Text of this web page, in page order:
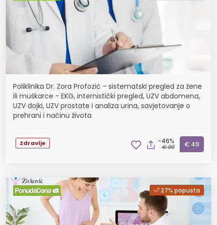
Poliklinika Dr. Zora Profozić - sistematski pregled za žene
ili muškarce - EKG, internistički pregled, UZV abdomena,
UZV dojki, UZV prostate i analiza urina, savjetovanje o
prehrani i načinu života
Zdravlje -46%
€ 90 € 49
27% popusta